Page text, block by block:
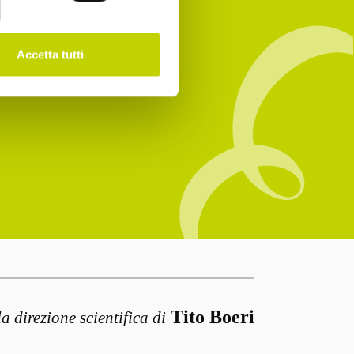
Accetta tutti
direzione scientifica di Tito Boeri